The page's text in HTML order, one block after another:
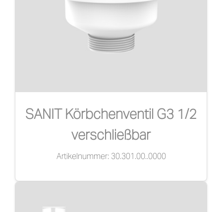
SANIT Körbchenventil G3 1/2
verschließbar
Artikelnummer: 30.301.00..0000